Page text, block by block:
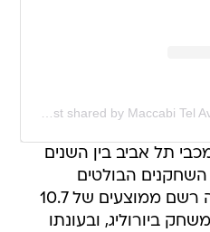
שיחק במכבי תל אביב בין השנים
אחד השחקנים הבולטים
בקבוצה. בעונתו הראשונה רשם ממוצעים של 10.7
למשחק ביורוליג, ובעונתו